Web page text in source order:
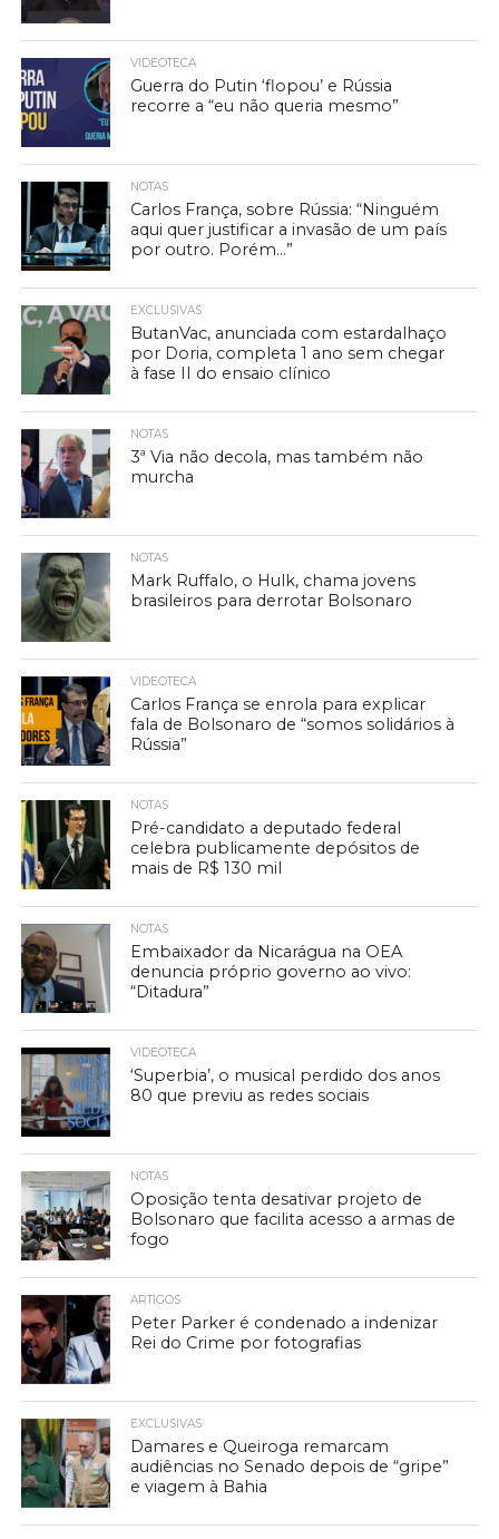
VIDEOTECA
Guerra do Putin ‘flopou’ e Rússia
recorre a “eu não queria mesmo”
NOTAS
Carlos França, sobre Rússia: “Ninguém
aqui quer justificar a invasão de um país
por outro. Porém…”
EXCLUSIVAS
ButanVac, anunciada com estardalhaço
por Doria, completa 1 ano sem chegar
à fase II do ensaio clínico
NOTAS
3ª Via não decola, mas também não
murcha
NOTAS
Mark Ruffalo, o Hulk, chama jovens
brasileiros para derrotar Bolsonaro
VIDEOTECA
Carlos França se enrola para explicar
fala de Bolsonaro de “somos solidários à
Rússia”
NOTAS
Pré-candidato a deputado federal
celebra publicamente depósitos de
mais de R$ 130 mil
NOTAS
Embaixador da Nicarágua na OEA
denuncia próprio governo ao vivo:
“Ditadura”
VIDEOTECA
‘Superbia’, o musical perdido dos anos
80 que previu as redes sociais
NOTAS
Oposição tenta desativar projeto de
Bolsonaro que facilita acesso a armas de
fogo
ARTIGOS
Peter Parker é condenado a indenizar
Rei do Crime por fotografias
EXCLUSIVAS
Damares e Queiroga remarcam
audiências no Senado depois de “gripe”
e viagem à Bahia